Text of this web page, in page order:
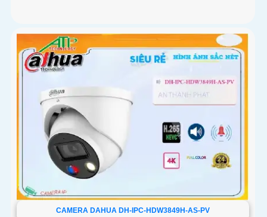
CAMERA DAHUA DH-IPC-HDW3849H-AS-PV